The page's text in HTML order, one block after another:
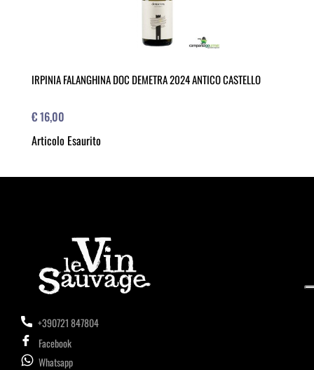
IRPINIA FALANGHINA DOC DEMETRA 2024 ANTICO CASTELLO
€ 16,00
Articolo Esaurito
+390721 847804
Facebook
Whatsapp